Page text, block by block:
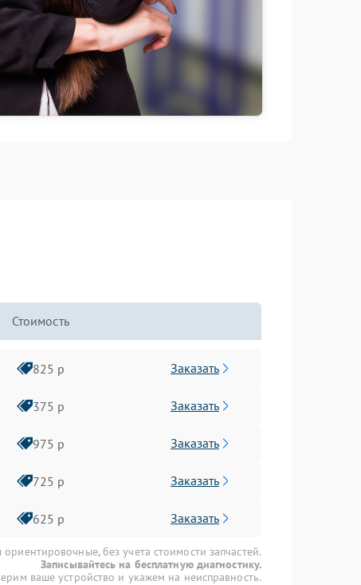
Стоимость
825 р Заказать
375 р Заказать
975 р Заказать
725 р Заказать
625 р Заказать
без учета стоимости запчастей.
Записывайтесь на бесплатную диагностику.
ваше устройство и укажем на неисправность.